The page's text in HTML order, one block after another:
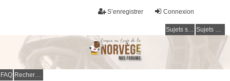
Connexion
S’enregistrer
Sujets sans réponse Sujets actifs
FAQ Rechercher